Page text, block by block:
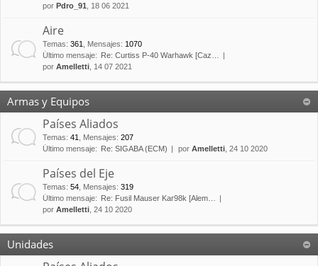
por Pdro_91 , 18 06 2021
Aire
Temas: 361 Mensajes: 1070
Último mensaje:
Re: Curtiss P-40 Warhawk [Caz…
por Amelletti , 14 07 2021
Armas y Equipos
Países Aliados
Temas: 41 Mensajes: 207
Último mensaje:
Re: SIGABA (ECM) por Amelletti , 24 10 2020
Países del Eje
Temas: 54 Mensajes: 319
Último mensaje:
Re: Fusil Mauser Kar98k [Alem…
por Amelletti , 24 10 2020
Unidades